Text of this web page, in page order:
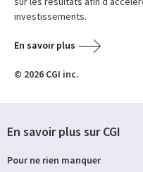
investissements.
En savoir plus
© 2026 CGI inc.
En savoir plus sur CGI
Pour ne rien manquer